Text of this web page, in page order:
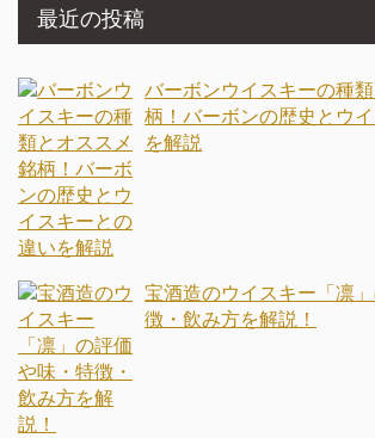
最近の投稿
バーボンウイスキーの種
柄！バーボンの歴史とウ
を解説
宝酒造のウイスキー「凛
徴・飲み方を解説！